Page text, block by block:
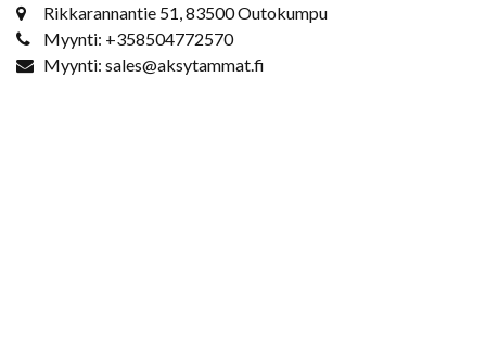
Rikkarannantie 51, 83500 Outokumpu
Myynti: +358504772570
Myynti: sales@aksytammat.fi